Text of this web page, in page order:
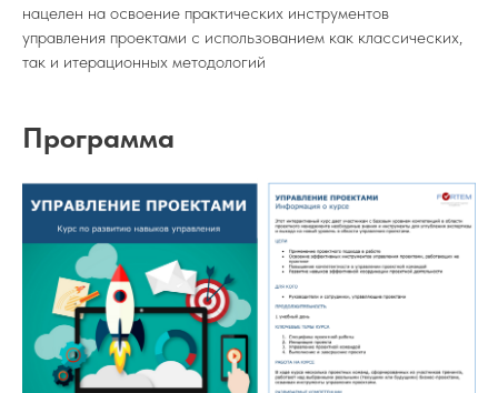
нацелен на освоение практических инструментов
управления проектами с использованием как классических,
так и итерационных методологий
Программа